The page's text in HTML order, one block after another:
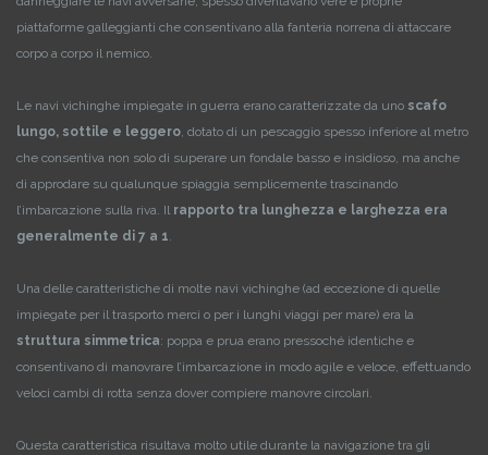
piattaforme galleggianti che consentivano alla fanteria norrena di attaccare
corpo a corpo il nemico.
Le navi vichinghe impiegate in guerra erano caratterizzate da uno scafo
lungo, sottile e leggero, dotato di un pescaggio spesso inferiore al metro
che consentiva non solo di superare un fondale basso e insidioso, ma anche
di approdare su qualunque spiaggia semplicemente trascinando
l’imbarcazione sulla riva. Il rapporto tra lunghezza e larghezza era
generalmente di 7 a 1.
Una delle caratteristiche di molte navi vichinghe (ad eccezione di quelle
impiegate per il trasporto merci o per i lunghi viaggi per mare) era la
struttura simmetrica: poppa e prua erano pressoché identiche e
consentivano di manovrare l’imbarcazione in modo agile e veloce, effettuando
veloci cambi di rotta senza dover compiere manovre circolari.
Questa caratteristica risultava molto utile durante la navigazione tra gli